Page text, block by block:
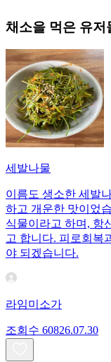
채소을 먹은 유저
세발나물
이름도 생소한 세발
하고 개운한 맛이었
식물이라고 하며, 항
고 합니다. 피로회복
야 되겠습니다.
라임미소가
조회수 60826.07.30